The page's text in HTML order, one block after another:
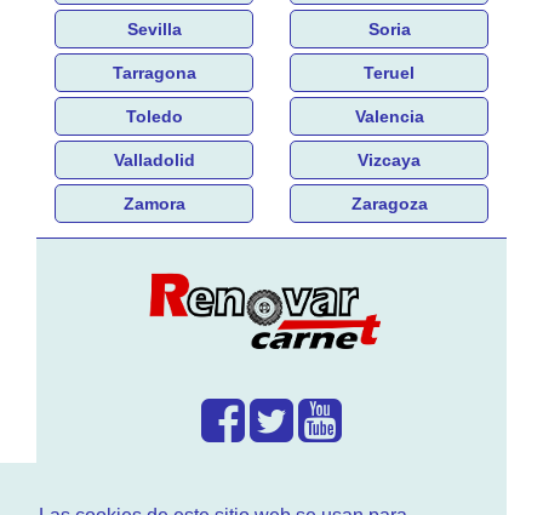
Sevilla Soria
Tarragona Teruel
Toledo Valencia
Valladolid Vizcaya
Zamora Zaragoza